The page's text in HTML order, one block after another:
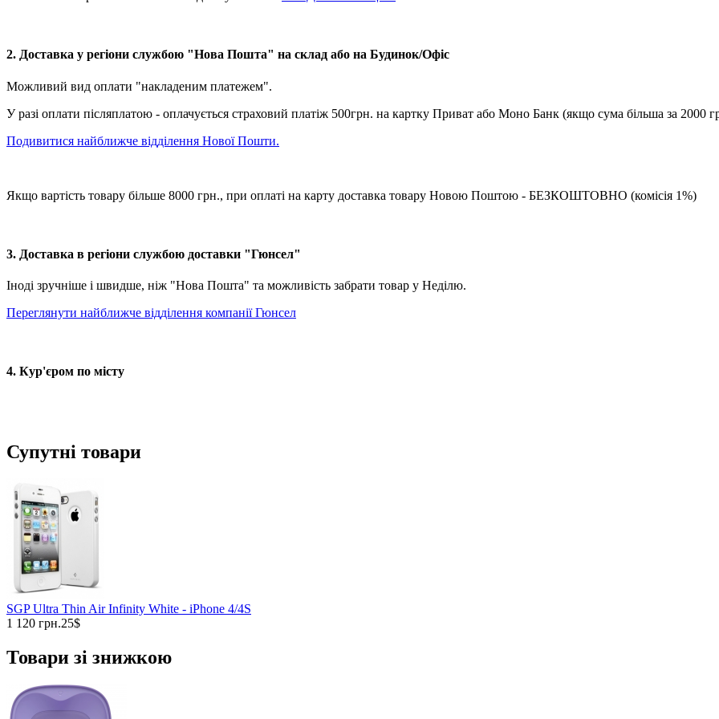
2. Доставка у регіони службою "Нова Пошта" на склад або на Будинок/Офіс
Можливий вид оплати "накладеним платежем".
У разі оплати післяплатою - оплачується страховий платіж 500грн. на картку Приват або Моно Банк (якщо сума більша за 2000
Подивитися найближче відділення Нової Пошти.
Якщо вартість товару більше 8000 грн., при оплаті на карту доставка товару Новою Поштою - БЕЗКОШТОВНО (комісія 1%)
3. Доставка в регіони службою доставки "Гюнсел"
Іноді зручніше і швидше, ніж "Нова Пошта" та можливість забрати товар у Неділю.
Переглянути найближче відділення компанії Гюнсел
4. Кур'єром по місту
Супутні товари
SGP Ultra Thin Air Infinity White - iPhone 4/4S
1 120 грн.25$
Товари зі знижкою